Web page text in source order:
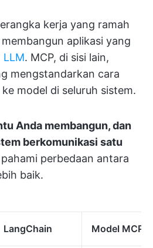
kerja yang ramah
aplikasi yang
LLM. MCP, di sisi lain,
mengstandarkan cara
model di seluruh sistem.
Anda membangun, dan
berkomunikasi satu
perbedaan antara
baik.
LangChain Model MCP